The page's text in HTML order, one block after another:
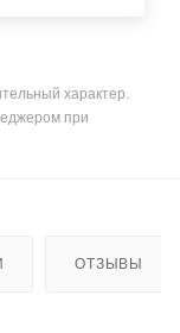
характер.
при
ОТЗЫВЫ